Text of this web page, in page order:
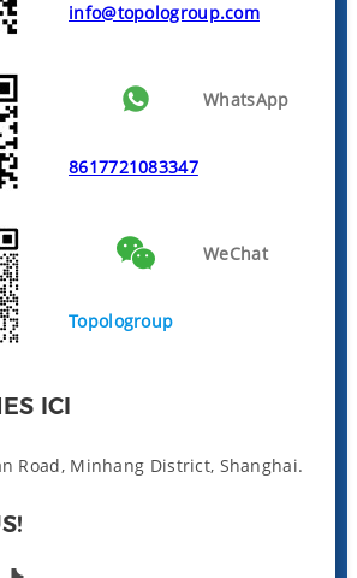
info@topologroup.com
WhatsApp
8617721083347
WeChat
Topologroup
ICI
Road, Minhang District, Shanghai.